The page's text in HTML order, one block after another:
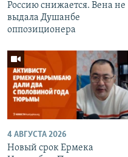
Россию снижается. Вена не
выдала Душанбе
оппозиционера
4 АВГУСТА 2026
Новый срок Ермека